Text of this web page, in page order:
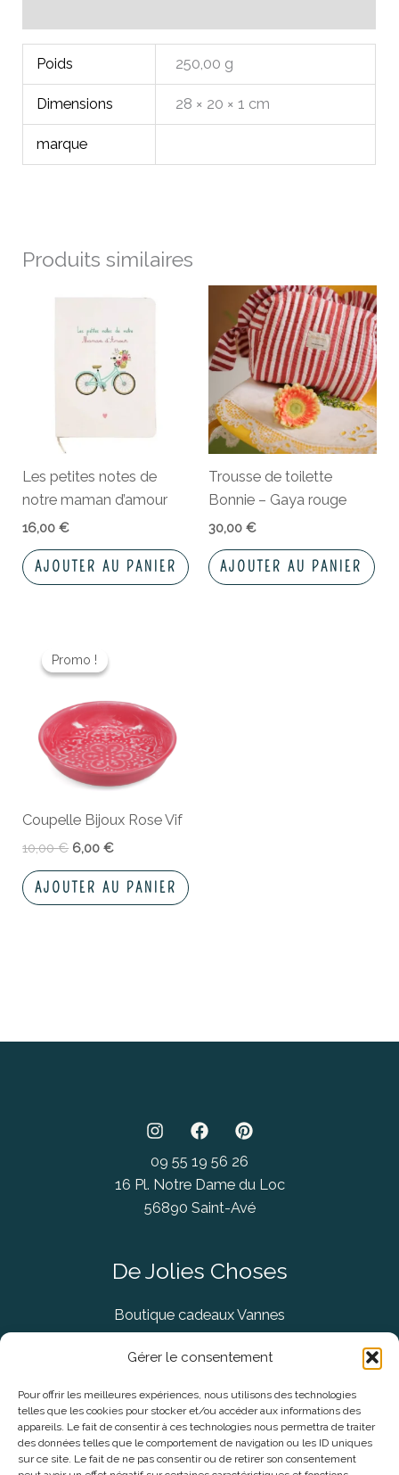
Gérer le consentement
Pour offrir les meilleures expériences, nous utilisons des technologies
telles que les cookies pour stocker et/ou accéder aux informations des
appareils. Le fait de consentir à ces technologies nous permettra de traiter
des données telles que le comportement de navigation ou les ID uniques
sur ce site. Le fait de ne pas consentir ou de retirer son consentement
Poids 250,00 g
Dimensions 28 × 20 × 1 cm
marque
Produits similaires
Les petites notes de
notre maman d’amour
16,00€
AJOUTER AU PANIER
Trousse de toilette
Bonnie – Gaya rouge
30,00 €
AJOUTER AU PANIER
Promo !
Promo !
Coupelle Bijoux Rose Vif
10,00€
initial
10,00 €.
6,00€
6,00 €.
AJOUTER AU PANIER
09 55 19 56 26
16 Pl. Notre Dame du Loc
56890 Saint-Avé
De Jolies Choses
Boutique cadeaux Vannes
Concept Store Vannes
Informations légales